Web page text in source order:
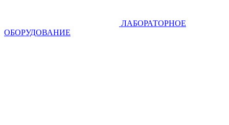
ЛАБОРАТОРНОЕ
ОБОРУДОВАНИЕ